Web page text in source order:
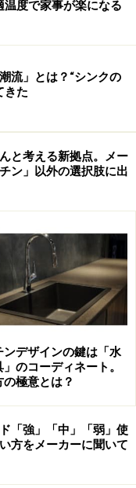
焼、 丹波立杭焼、常
。これ以外にもいろいろ
、金沢漆器
の五団体
性たちがテーブルコ
漆器産地は一番最適と思わ
。これ以外にもいろい
度で家事が楽になる
流」とは？“シンクの
きた
と考える新拠点。メー
ン」以外の選択肢に出
ンデザインの鍵は「水
のコーディネート。
の極意とは？
「強」「中」「弱」使
方をメーカーに聞いて